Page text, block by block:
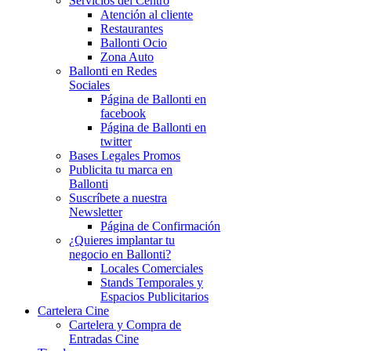
Atención al cliente
Restaurantes
Ballonti Ocio
Zona Auto
Ballonti en Redes
Sociales
Página de Ballonti en
facebook
Página de Ballonti en
twitter
Bases Legales Promos
Publicita tu marca en
Ballonti
Suscríbete a nuestra
Newsletter
Página de Confirmación
¿Quieres implantar tu
negocio en Ballonti?
Locales Comerciales
Stands Temporales y
Espacios Publicitarios
Cartelera Cine
Cartelera y Compra de
Entradas Cine